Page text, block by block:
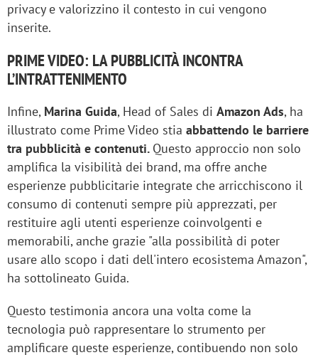
privacy e valorizzino il contesto in cui vengono
inserite.
PRIME VIDEO: LA PUBBLICITÀ INCONTRA
L’INTRATTENIMENTO
Infine, Marina Guida, Head of Sales di Amazon Ads, ha
illustrato come Prime Video stia abbattendo le barriere
tra pubblicità e contenuti. Questo approccio non solo
amplifica la visibilità dei brand, ma offre anche
esperienze pubblicitarie integrate che arricchiscono il
consumo di contenuti sempre più apprezzati, per
restituire agli utenti esperienze coinvolgenti e
memorabili, anche grazie "alla possibilità di poter
usare allo scopo i dati dell'intero ecosistema Amazon",
ha sottolineato Guida.
Questo testimonia ancora una volta come la
tecnologia può rappresentare lo strumento per
amplificare queste esperienze, contibuendo non solo